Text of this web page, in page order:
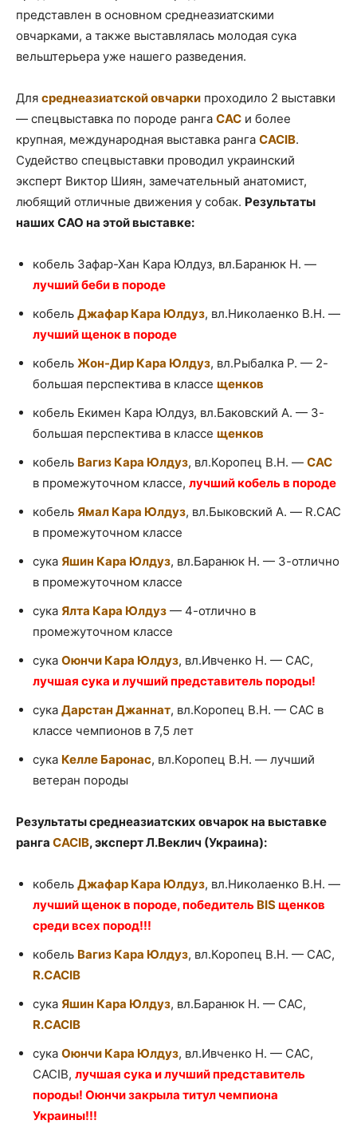
представлен в основном среднеазиатскими
овчарками, а также выставлялась молодая сука
вельштерьера уже нашего разведения.
Для среднеазиатской овчарки проходило 2 выставки
— спецвыставка по породе ранга САС и более
крупная, международная выставка ранга CACIB.
Судейство спецвыставки проводил украинский
эксперт Виктор Шиян, замечательный анатомист,
любящий отличные движения у собак. Результаты
наших САО на этой выставке:
кобель Зафар-Хан Кара Юлдуз, вл.Баранюк Н. —
лучший беби в породе
кобель Джафар Кара Юлдуз, вл.Николаенко В.Н. —
лучший щенок в породе
кобель Жон-Дир Кара Юлдуз, вл.Рыбалка Р. — 2-
большая перспектива в классе щенков
кобель Екимен Кара Юлдуз, вл.Баковский А. — 3-
большая перспектива в классе щенков
кобель Вагиз Кара Юлдуз, вл.Коропец В.Н. — САС
в промежуточном классе, лучший кобель в породе
кобель Ямал Кара Юлдуз, вл.Быковский А. — R.CAC
в промежуточном классе
сука Яшин Кара Юлдуз, вл.Баранюк Н. — 3-отлично
в промежуточном классе
сука Ялта Кара Юлдуз — 4-отлично в
промежуточном классе
сука Оюнчи Кара Юлдуз, вл.Ивченко Н. — САС,
лучшая сука и лучший представитель породы!
сука Дарстан Джаннат, вл.Коропец В.Н. — САС в
классе чемпионов в 7,5 лет
сука Келле Баронас, вл.Коропец В.Н. — лучший
ветеран породы
Результаты среднеазиатских овчарок на выставке
ранга CACIB, эксперт Л.Веклич (Украина):
кобель Джафар Кара Юлдуз, вл.Николаенко В.Н. —
лучший щенок в породе, победитель BISщенков
среди всех пород!!!
кобель Вагиз Кара Юлдуз, вл.Коропец В.Н. — САС,
R.CACIB
сука Яшин Кара Юлдуз, вл.Баранюк Н. — САС,
R.CACIB
сука Оюнчи Кара Юлдуз, вл.Ивченко Н. — САС,
CACIB, лучшая сука и лучший представитель
породы! Оюнчи закрыла титул чемпиона
Украины!!!